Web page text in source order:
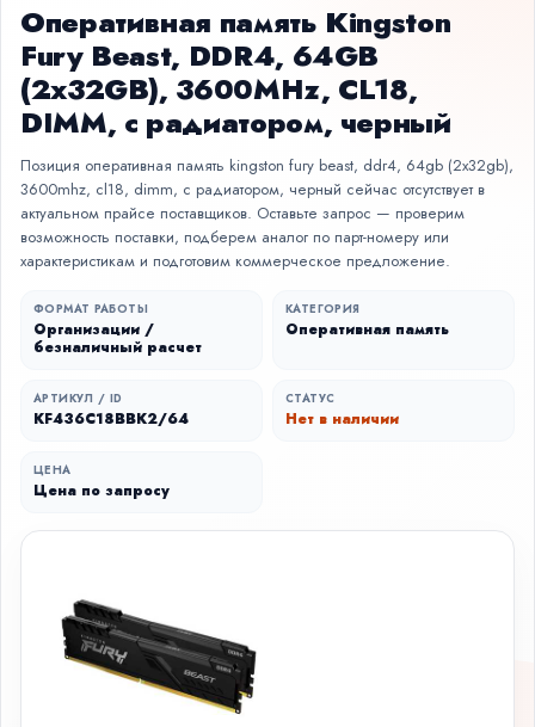
Оперативная память Kingston
Fury Beast, DDR4, 64GB
(2x32GB), 3600MHz, CL18,
DIMM, с радиатором, черный
Позиция оперативная память kingston fury beast, ddr4, 64gb (2x32gb),
3600mhz, cl18, dimm, с радиатором, черный сейчас отсутствует в
актуальном прайсе поставщиков. Оставьте запрос — проверим
возможность поставки, подберем аналог по парт-номеру или
характеристикам и подготовим коммерческое предложение.
ФОРМАТ РАБОТЫ
Организации /
безналичный расчет
КАТЕГОРИЯ
Оперативная память
АРТИКУЛ / ID
KF436C18BBK2/64
СТАТУС
Нет в наличии
ЦЕНА
Цена по запросу